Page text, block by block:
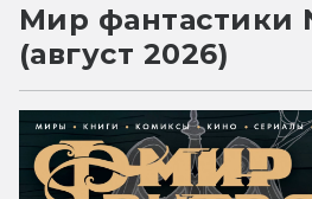
Мир фантастики
(август 2026)